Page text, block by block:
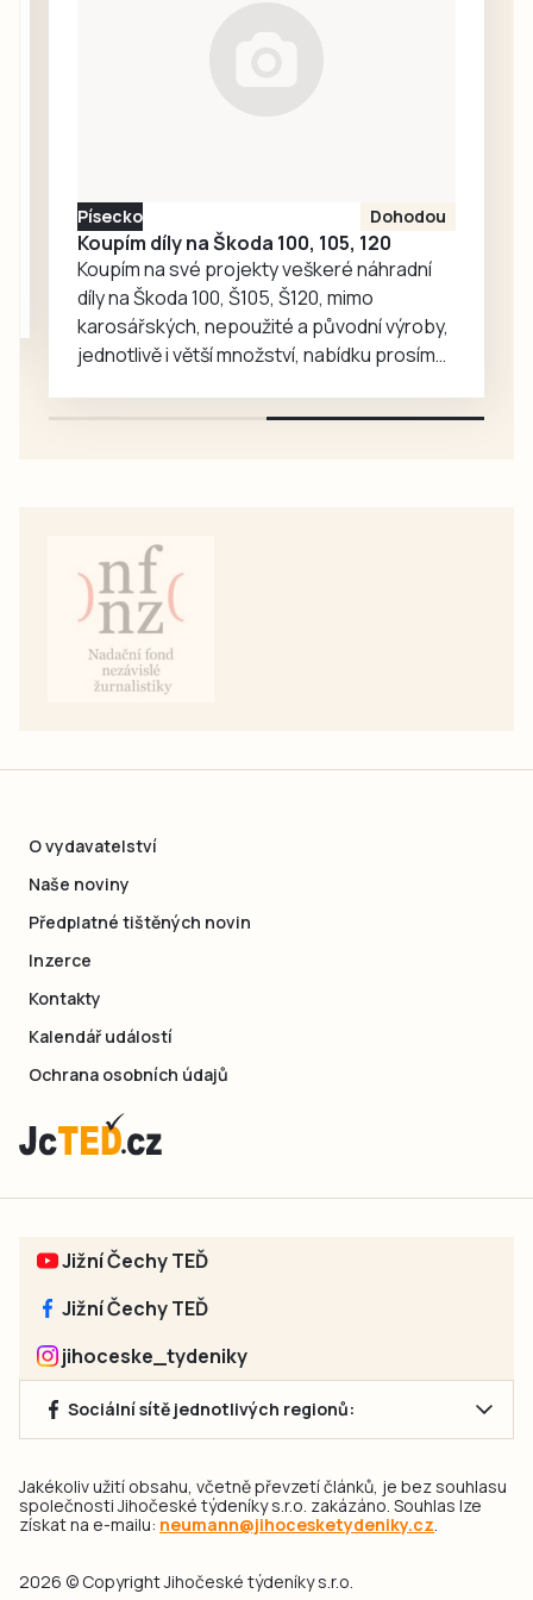
Písecko Dohodou
Koupím díly na Škoda 100, 105, 120
Koupím na své projekty veškeré náhradní
díly na Škoda 100, Š105, Š120, mimo
karosářských, nepoužité a původní výroby,
jednotlivě i větší množství, nabídku prosím
O vydavatelství
Naše noviny
Předplatné tištěných novin
Inzerce
Kontakty
Kalendář událostí
Ochrana osobních údajů
Jižní Čechy TEĎ
Jižní Čechy TEĎ
jihoceske_tydeniky
Sociální sítě jednotlivých regionů:
Jakékoliv užití obsahu, včetně převzetí článků, je bez souhlasu
společnosti Jihočeské týdeníky s.r.o. zakázáno. Souhlas lze
získat na e-mailu: neumann@jihocesketydeniky.cz
2026 © Copyright Jihočeské týdeníky s.r.o.